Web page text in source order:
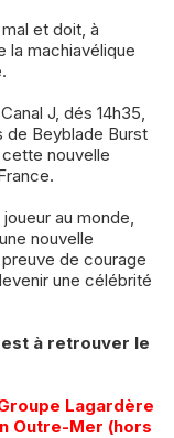
et doit, à
la machiavélique
J, dés 14h35,
de Beyblade Burst
nouvelle
au monde,
nouvelle
de courage
une célébrité
à retrouver le
Lagardère
Outre-Mer (hors